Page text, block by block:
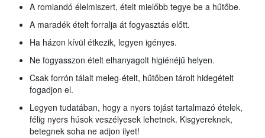
A romlandó élelmiszert, ételt mielőbb tegye be a hűtőbe.
A maradék ételt forralja át fogyasztás előtt.
Ha házon kívül étkezik, legyen igényes.
Ne fogyasszon ételt elhanyagolt higiénéjű helyen.
Csak forrón tálalt meleg-ételt, hűtőben tárolt hidegételt
fogadjon el.
Legyen tudatában, hogy a nyers tojást tartalmazó ételek,
félig nyers húsok veszélyesek lehetnek. Kisgyereknek,
betegnek soha ne adjon ilyet!